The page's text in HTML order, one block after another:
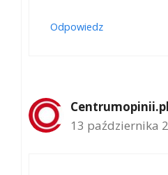
Odpowiedz
Centrumopinii.pl
13 października